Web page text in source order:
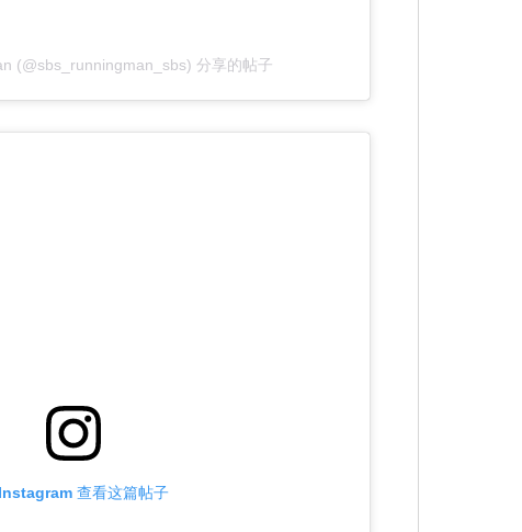
(@sbs_runningman_sbs) 分享的帖子
查看这篇帖子